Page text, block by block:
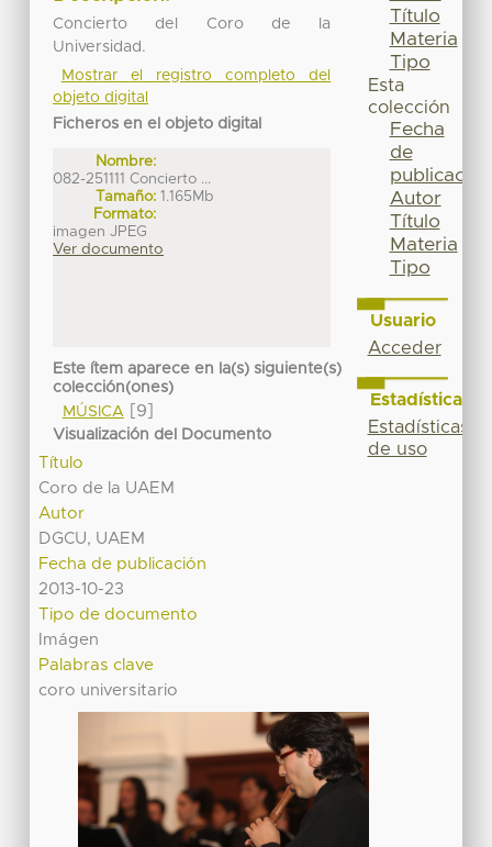
Concierto del Coro de la
Universidad.
Mostrar el registro completo del
objeto digital
Ficheros en el objeto digital
Nombre:
082-251111 Concierto ...
Tamaño: 1.165Mb
Formato:
imagen JPEG
Ver documento
Este ítem aparece en la(s) siguiente(s)
colección(ones)
MÚSICA
[9]
Visualización del Documento
Título
Coro de la UAEM
Autor
DGCU, UAEM
Fecha de publicación
2013-10-23
Tipo de documento
Imágen
Palabras clave
coro universitario
Título
Materia
Tipo
Esta
colección
Fecha
de
publicación
Autor
Título
Materia
Tipo
Usuario
Acceder
Estadísticas
Estadísticas
de uso